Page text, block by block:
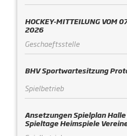
HOCKEY-MITTEILUNG VOM
2026
Geschaeftsstelle
BHV Sportwartesitzung
Spielbetrieb
Ansetzungen Spielplan
Spieltage Heimspiele